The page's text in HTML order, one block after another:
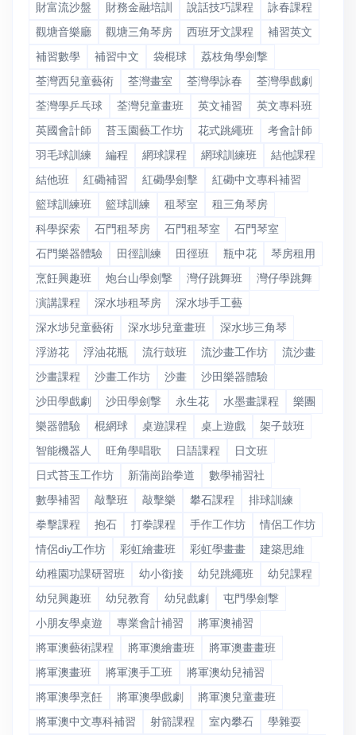
財富流沙盤
財務金融培訓 說話技巧課程
詠春課程
觀塘音樂廳
觀塘三角琴房 西班牙文課程
補習英文
補習數學
補習中文 袋棍球
荔枝角學劍撃
荃灣西兒童藝術
荃灣畫室 荃灣學詠春
荃灣學戲劇
荃灣學乒乓球
荃灣兒童畫班 英文補習
英文專科班
英國會計師
苔玉園藝工作坊 花式跳繩班
考會計師
羽毛球訓練
編程 網球課程 網球訓練班
結他課程
結他班
紅磡補習 紅磡學劍擊
紅磡中文專科補習
籃球訓練班
籃球訓練 租琴室
租三角琴房
科學探索
石門租琴房 石門租琴室
石門琴室
石門樂器體驗
田徑訓練 田徑班 瓶中花
琴房租用
烹飪興趣班
炮台山學劍撃 灣仔跳舞班
灣仔學跳舞
演講課程
深水埗租琴房
深水埗手工藝
深水埗兒童藝術
深水埗兒童畫班
深水埗三角琴
浮游花
浮油花瓶 流行鼓班 流沙畫工作坊
流沙畫
沙畫課程
沙畫工作坊 沙畫
沙田樂器體驗
沙田學戲劇
沙田學劍撃 永生花 水墨畫課程
樂團
樂器體驗
棍網球 桌遊課程 桌上遊戲
架子鼓班
智能機器人
旺角學唱歌 日語課程
日文班
日式苔玉工作坊
新蒲崗跆拳道
數學補習社
數學補習
敲擊班 敲擊樂 攀石課程
排球訓練
拳擊課程
抱石 打拳課程 手作工作坊
情侶工作坊
情侶diy工作坊
彩虹繪畫班 彩虹學畫畫
建築思維
幼稚園功課研習班
幼小銜接 幼兒跳繩班
幼兒課程
幼兒興趣班
幼兒教育 幼兒戲劇
屯門學劍撃
小朋友學桌遊
專業會計補習
將軍澳補習
將軍澳藝術課程
將軍澳繪畫班
將軍澳畫畫班
將軍澳畫班
將軍澳手工班
將軍澳幼兒補習
將軍澳學烹飪
將軍澳學戲劇
將軍澳兒童畫班
將軍澳中文專科補習
射箭課程 室內攀石 學雜耍